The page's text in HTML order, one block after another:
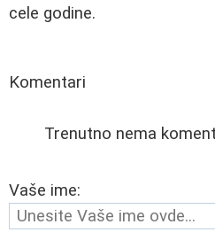
cele godine.
Komentari
Trenutno nema
Vaše ime: